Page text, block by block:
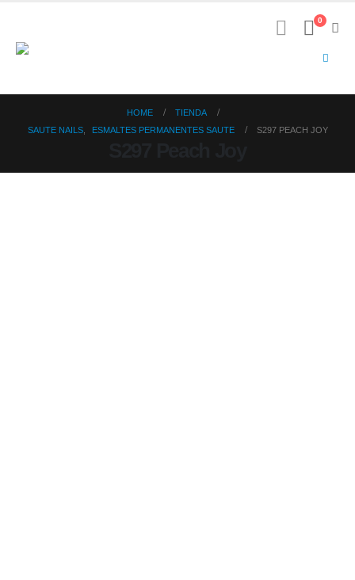
0
HOME
TIENDA
SAUTE NAILS, ESMALTES PERMANENTES SAUTE S297 PEACH JOY